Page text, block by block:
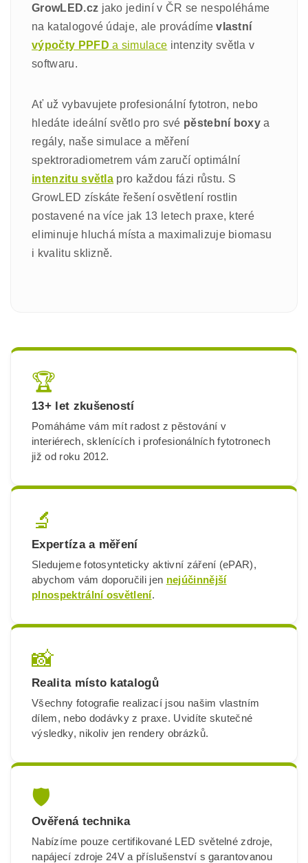
GrowLED.cz jako jediní v ČR se nespoléháme
na katalogové údaje, ale provádímevlastní
výpočty PPFD a simulace intenzity světla v
softwaru.
Ať už vybavujete profesionální fytotron, nebo
hledáte ideální světlo pro své pěstební boxy a
regály, naše simulace a měření
spektroradiometrem vám zaručí optimální
intenzitu světla pro každou fázi růstu. S
GrowLED získáte řešení osvětlení rostlin
postavené na více jak 13 letech praxe, které
eliminuje hluchá místa a maximalizuje biomasu
i kvalitu sklizně.
🏆
13+ let zkušeností
Pomáháme vám mít radost z pěstování v
interiérech, sklenících i profesionálních fytotronech
již od roku 2012.
🔬
Expertíza a měření
Sledujeme fotosynteticky aktivní záření (ePAR),
abychom vám doporučili jen nejúčinnější
plnospektrální osvětlení.
📸
Realita místo katalogů
Všechny fotografie realizací jsou našim vlastním
dílem, nebo dodávky z praxe. Uvidíte skutečné
výsledky, nikoliv jen rendery obrázků.
🛡️
Ověřená technika
Nabízíme pouze certifikované LED světelné zdroje,
napájecí zdroje 24V a příslušenství s garantovanou